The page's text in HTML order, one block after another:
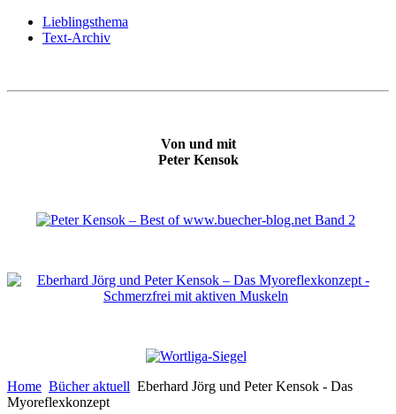
Lieblingsthema
Text-Archiv
Von und mit
Peter Kensok
Home Bücher aktuell Eberhard Jörg und Peter Kensok - Das
Myoreflexkonzept